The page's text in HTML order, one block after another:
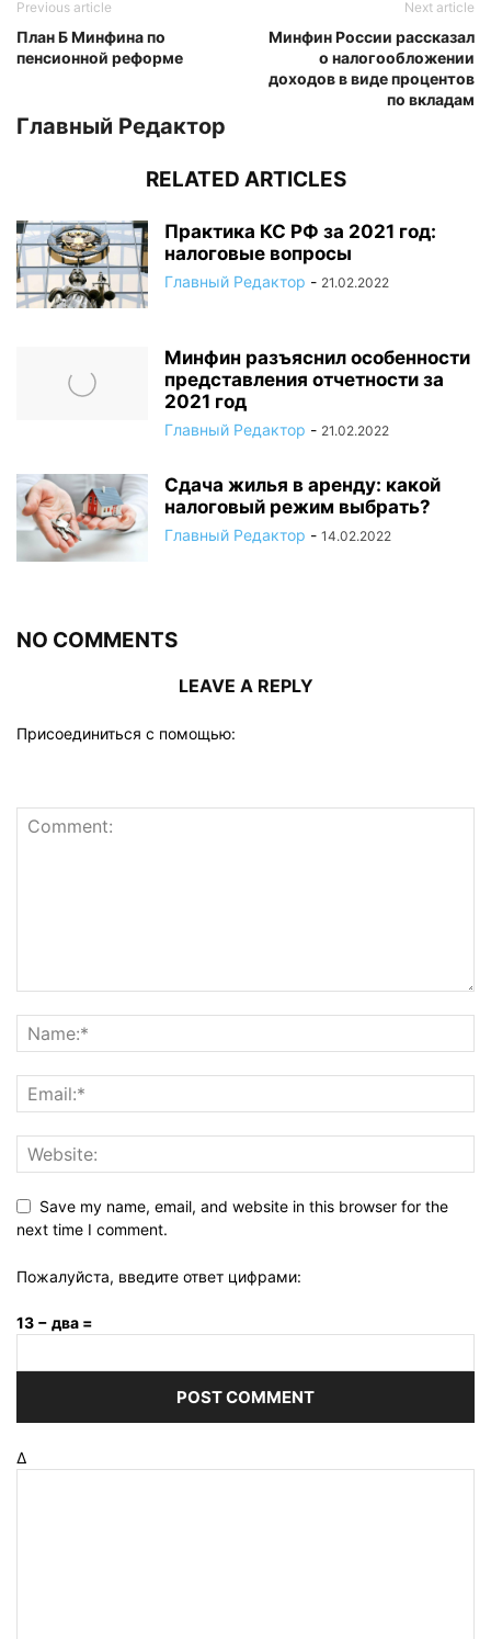
Previous article
План Б Минфина по
пенсионной реформе
Next article
Минфин России рассказал
о налогообложении
доходов в виде процентов
по вкладам
Главный Редактор
RELATED ARTICLES
Практика КС РФ за 2021 год:
налоговые вопросы
Главный Редактор - 21.02.2022
Минфин разъяснил особенности
представления отчетности за
2021 год
Главный Редактор - 21.02.2022
Сдача жилья в аренду: какой
налоговый режим выбрать?
Главный Редактор - 14.02.2022
NO COMMENTS
LEAVE A REPLY
Присоединиться с помощью:
Save my name, email, and website in this browser for the
next time I comment.
Пожалуйста, введите ответ цифрами:
13 − два =
Δ